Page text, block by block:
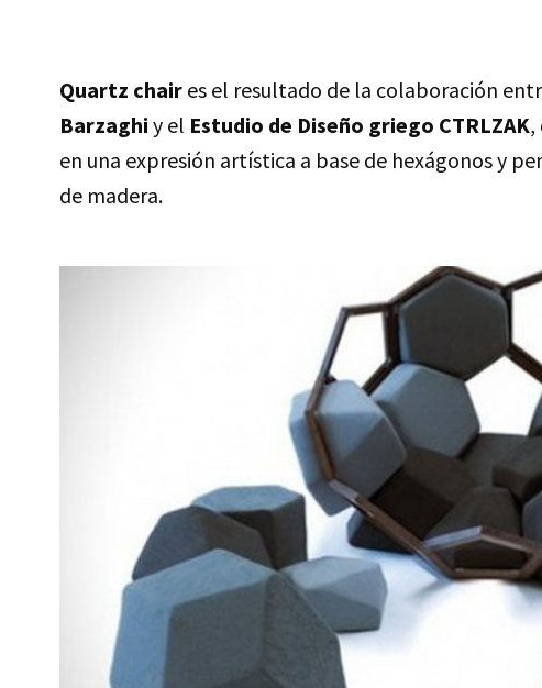
Quartz chair es el resultado de la colaboración
Barzaghi y el Estudio de Diseño griego CTRLZAK,
en una expresión artística a base de hexágonos y
de madera.